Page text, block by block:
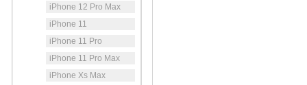
iPhone 12 Pro Max
iPhone 11
iPhone 11 Pro
iPhone 11 Pro Max
iPhone Xs Max